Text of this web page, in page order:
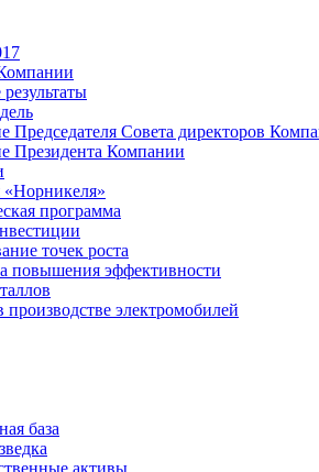
Председателя Совета директоров
Президента Компании
«Норникеля»
программа
точек роста
повышения эффективности
электромобилей
база
активы